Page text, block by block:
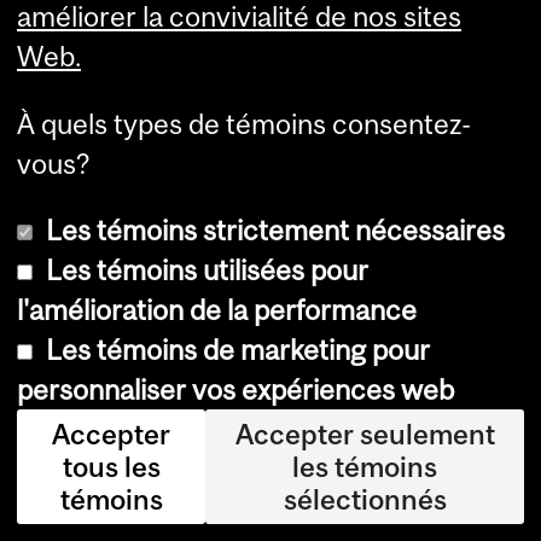
e
So
iré
e
pr
ési
de
nt
e
améliorer la convivialité de nos sites
Web.
À quels types de témoins consentez-
vous?
Les témoins strictement nécessaires
Les témoins utilisées pour
l'amélioration de la performance
Les témoins de marketing pour
personnaliser vos expériences web
Accepter
tous les
témoins
Accepter seulement
les témoins
sélectionnés